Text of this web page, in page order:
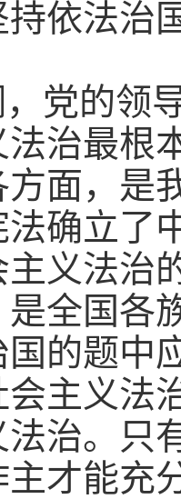
持依法治
党的领
治最根
面，是
确立了
义法治
全国各
的题中
主义法
治。只
主才能充